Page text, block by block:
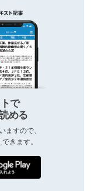
で
める
すので、
きます。